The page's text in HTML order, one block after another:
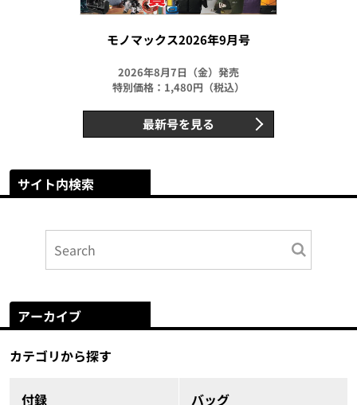
モノマックス2026年9月号
2026年8月7日（金）発売
特別価格：1,480円（税込）
最新号を見る
サイト内検索
アーカイブ
カテゴリから探す
付録 バッグ